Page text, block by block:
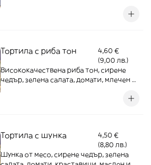
Тортила с риба тон
4,60 €
(9,00 лв.)
Висококачествена риба тон, сирене
чедър, зелена салата, домати, млечен и
Тортила с шунка
4,50 €
(8,80 лв.)
Шунка от месо, сирене чедър, зелена